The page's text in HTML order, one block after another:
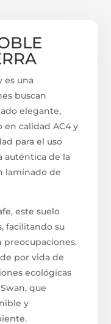
es una
buscan
elegante,
en calidad AC4 y
para el uso
auténtica de la
laminado de
este suelo
facilitando su
por vida de
ecológicas
que
y